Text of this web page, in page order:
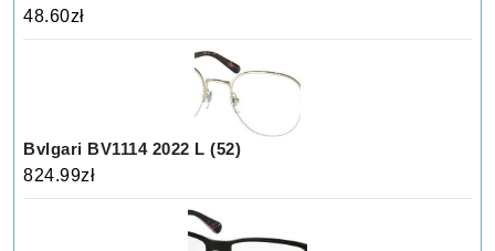
48.60zł
Bvlgari BV1114 2022 L (52)
824.99zł